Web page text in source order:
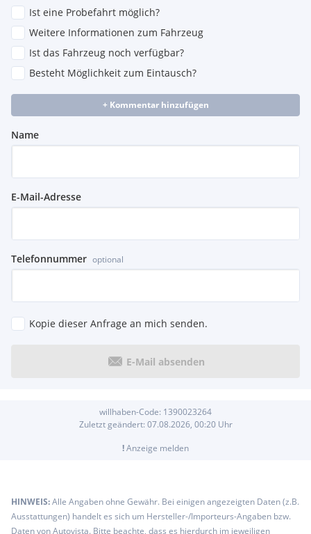
Ist eine Probefahrt möglich?
Weitere Informationen zum Fahrzeug
Ist das Fahrzeug noch verfügbar?
Besteht Möglichkeit zum Eintausch?
+ Kommentar hinzufügen
Name
E-Mail-Adresse
Telefonnummer optional
Kopie dieser Anfrage an mich senden.
E-Mail absenden
willhaben-Code: 1390023264
Zuletzt geändert: 07.08.2026, 00:20Uhr
!Anzeige melden
HINWEIS:Alle Angaben ohne Gewähr. Bei einigen angezeigten Daten (z.B.
Ausstattungen) handelt es sich um Hersteller-/Importeurs-Angaben bzw.
Daten von Autovista. Bitte beachte, dass es hierdurch im jeweiligen